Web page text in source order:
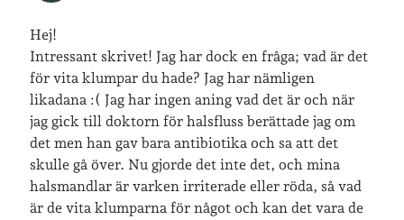
Hej!
Intressant skrivet! Jag har dock en fråga; vad är det
för vita klumpar du hade? Jag har nämligen
likadana :( Jag har ingen aning vad det är och när
jag gick till doktorn för halsfluss berättade jag om
det men han gav bara antibiotika och sa att det
skulle gå över. Nu gjorde det inte det, och mina
halsmandlar är varken irriterade eller röda, så vad
är de vita klumparna för något och kan det vara de